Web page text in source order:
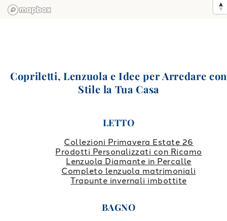
Copriletti, Lenzuola e Idee per Arredare con
Stile la Tua Casa
LETTO
Collezioni Primavera Estate 26
Prodotti Personalizzati con Ricamo
Lenzuola Diamante in Percalle
Completo lenzuola matrimoniali
Trapunte invernali imbottite
BAGNO